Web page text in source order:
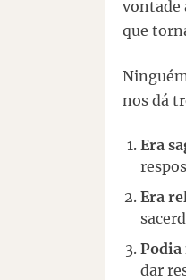
vontade
que
nos dá
Era
Era
Podia
dar